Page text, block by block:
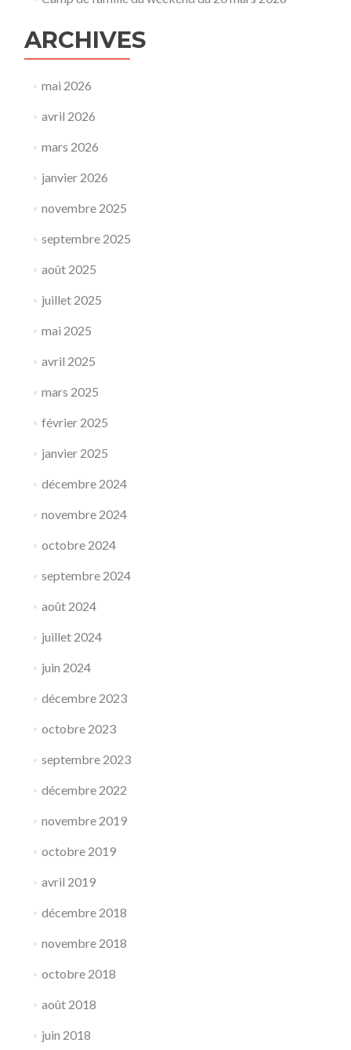
ARCHIVES
mai 2026
avril 2026
mars 2026
janvier 2026
novembre 2025
septembre 2025
août 2025
juillet 2025
mai 2025
avril 2025
mars 2025
février 2025
janvier 2025
décembre 2024
novembre 2024
octobre 2024
septembre 2024
août 2024
juillet 2024
juin 2024
décembre 2023
octobre 2023
septembre 2023
décembre 2022
novembre 2019
octobre 2019
avril 2019
décembre 2018
novembre 2018
octobre 2018
août 2018
juin 2018